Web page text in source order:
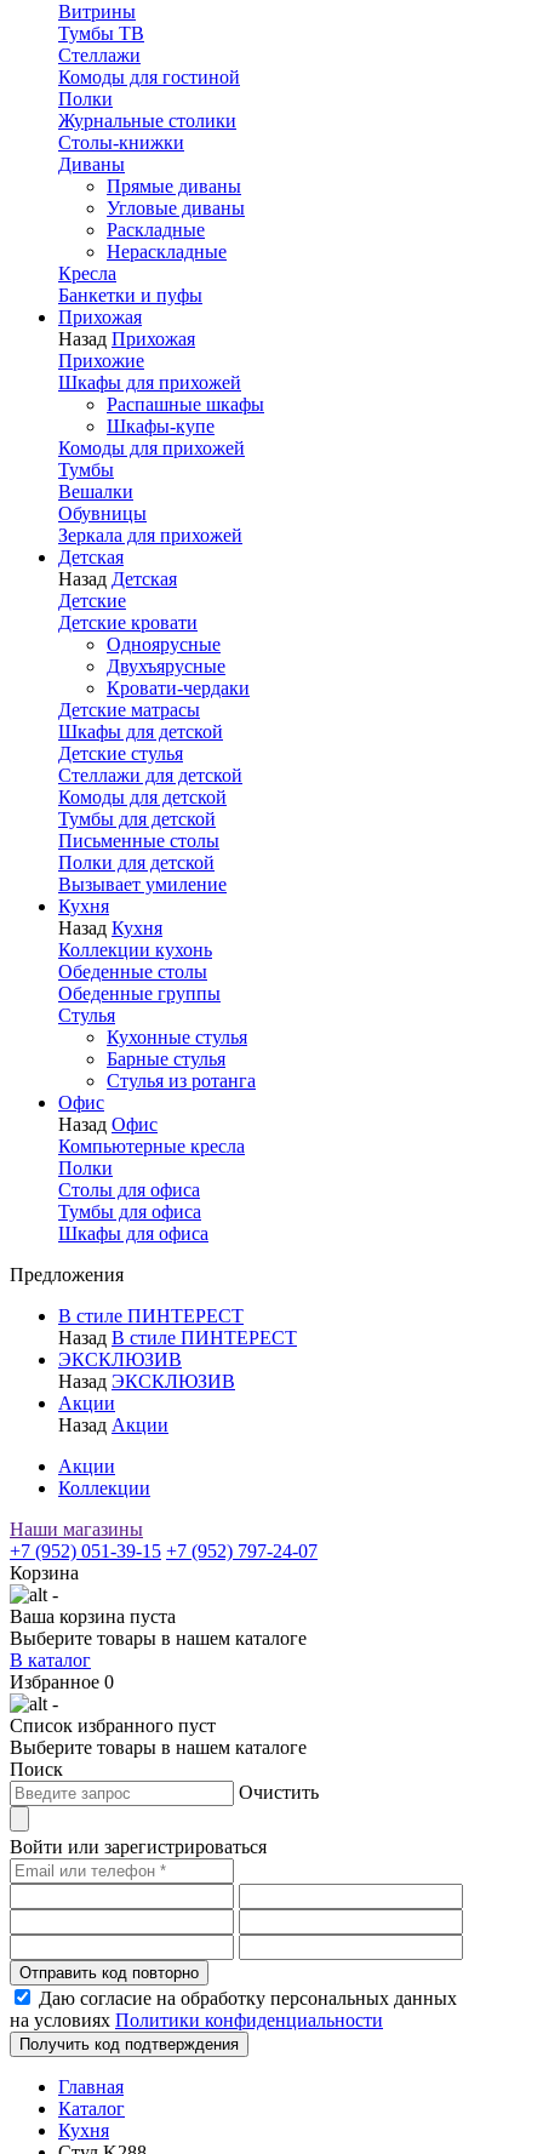
Витрины
Тумбы ТВ
Стеллажи
Комоды для гостиной
Полки
Журнальные столики
Столы-книжки
Диваны
Прямые диваны
Угловые диваны
Раскладные
Нераскладные
Кресла
Банкетки и пуфы
Прихожая
Назад Прихожая
Прихожие
Шкафы для прихожей
Распашные шкафы
Шкафы-купе
Комоды для прихожей
Тумбы
Вешалки
Обувницы
Зеркала для прихожей
Детская
Назад Детская
Детские
Детские кровати
Одноярусные
Двухъярусные
Кровати-чердаки
Детские матрасы
Шкафы для детской
Детские стулья
Стеллажи для детской
Комоды для детской
Тумбы для детской
Письменные столы
Полки для детской
Вызывает умиление
Кухня
Назад Кухня
Коллекции кухонь
Обеденные столы
Обеденные группы
Стулья
Кухонные стулья
Барные стулья
Стулья из ротанга
Офис
Назад Офис
Компьютерные кресла
Полки
Столы для офиса
Тумбы для офиса
Шкафы для офиса
Предложения
В стиле ПИНТЕРЕСТ
Назад В стиле ПИНТЕРЕСТ
ЭКСКЛЮЗИВ
Назад ЭКСКЛЮЗИВ
Акции
Назад Акции
Акции
Коллекции
Наши магазины
+7 (952) 051-39-15 +7 (952) 797-24-07
Корзина
-
Ваша корзина пуста
Выберите товары в нашем каталоге
В каталог
Избранное 0
-
Список избранного пуст
Выберите товары в нашем каталоге
Поиск
Очистить
Войти или зарегистрироваться
Отправить код повторно
Даю согласие на обработку персональных данных
на условиях Политики конфиденциальности
Получить код подтверждения
Главная
Каталог
Кухня